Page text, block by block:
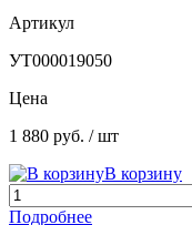
Артикул
УТ000019050
Цена
1 880 руб. / шт
В корзину
Подробнее